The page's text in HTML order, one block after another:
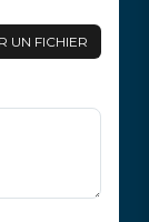
UN FICHIER